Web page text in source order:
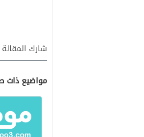
شارك المقالة
مواضيع ذات